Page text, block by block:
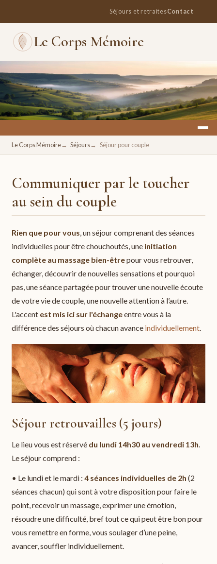
Séjours et retraitesContact
Le Corps Mémoire
Un espace pour se retrouver, se ressourcer, se réconcilier
avec soi.
Le Corps Mémoire Séjours Séjour pour couple
Communiquer par le toucher
au sein du couple
Rien que pour vous , un séjour comprenant des séances
individuelles pour être chouchoutés, une initiation
complète au massage bien-êtrepour vous retrouver,
échanger, découvrir de nouvelles sensations et pourquoi
pas, une séance partagée pour trouver une nouvelle écoute
de votre vie de couple, une nouvelle attention à l’autre.
L'accent est mis ici sur l'échangeentre vous à la
différence des séjours où chacun avance individuellement
Séjour retrouvailles (5 jours)
Le lieu vous est réservé du lundi 14h30 au vendredi 13h.
Le séjour comprend :
• Le lundi et le mardi : 4 séances individuelles de 2h (2
séances chacun) qui sont à votre disposition pour faire le
point, recevoir un massage, exprimer une émotion,
résoudre une difficulté, bref tout ce qui peut être bon pour
vous remettre en forme, vous soulager d’une peine,
avancer, souffler individuellement.